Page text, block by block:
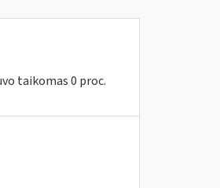
taikomas 0 proc.